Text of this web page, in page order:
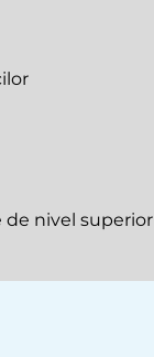
de nivel superior